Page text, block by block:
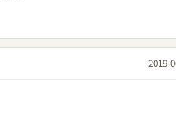
2019-